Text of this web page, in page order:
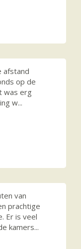
afstand
op de
was erg
w...
van
prachtige
Er is veel
kamers...